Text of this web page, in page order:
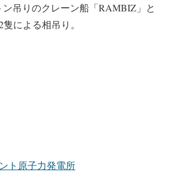
ン吊りのクレーン船「RAMBIZ」と
による相吊り。
ト原子力発電所